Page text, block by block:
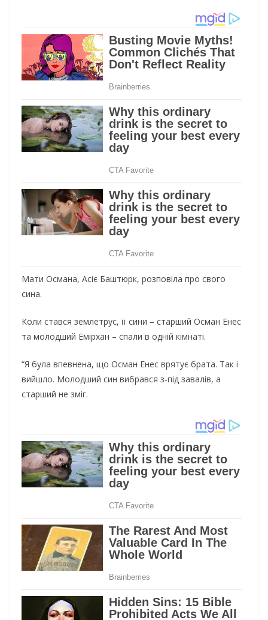
Мати Османа, Асіє Баштюрк, розповіла про свого
сина.
Коли стався землетрус, її сини – старший Осман Енес
та молодший Емірхан – спали в одній кімнаті.
“Я була впевнена, що Осман Енес врятує брата. Так і
вийшло. Молодший син вибрався з-під завалів, а
старший не зміг.